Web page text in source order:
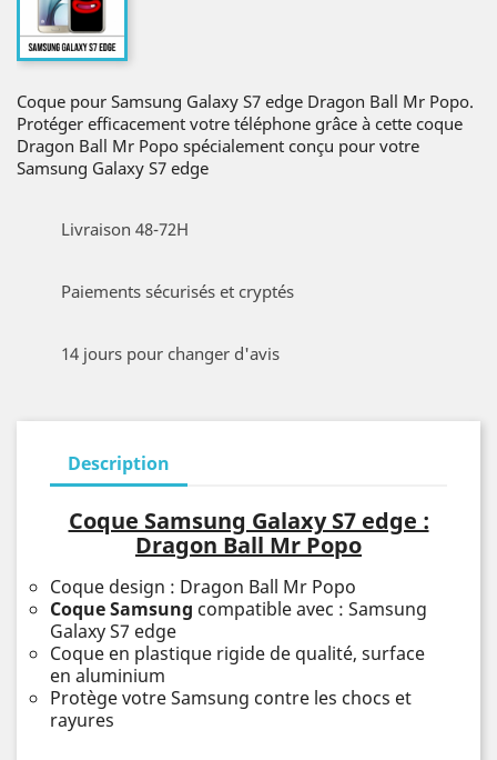
Coque pour Samsung Galaxy S7 edge Dragon Ball Mr Popo.
Protéger efficacement votre téléphone grâce à cette coque
Dragon Ball Mr Popo spécialement conçu pour votre
Samsung Galaxy S7 edge
Livraison 48-72H
Paiements sécurisés et cryptés
14 jours pour changer d'avis
Description
Coque Samsung Galaxy S7 edge :
Dragon Ball Mr Popo
Coque design : Dragon Ball Mr Popo
Coque Samsung compatible avec : Samsung
Galaxy S7 edge
Coque en plastique rigide de qualité, surface
en aluminium
Protège votre Samsung contre les chocs et
rayures